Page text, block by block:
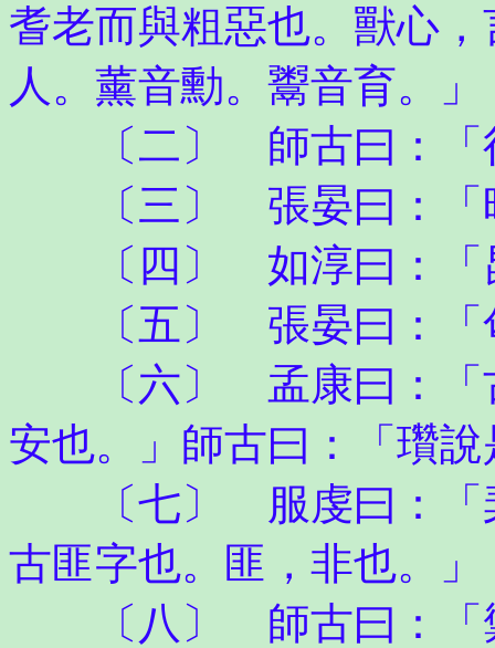
耆老而與粗惡也。獸心
人。薰音勳。鬻音育。」
〔二〕 師古曰：「
〔三〕 張晏曰：「
〔四〕 如淳曰：「昆
〔五〕 張晏曰：「
〔六〕 孟康曰：「古
安也。」師古曰：「瓚
〔七〕 服虔曰：「棐
古匪字也。匪，非也。」
〔八〕 師古曰：「